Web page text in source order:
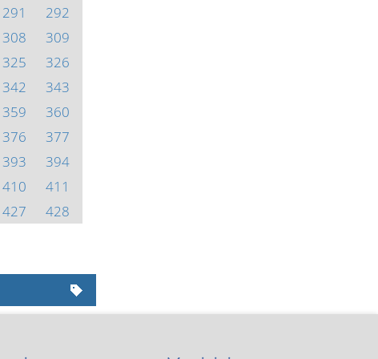
291
292
308
309
325
326
342
343
359
360
376
377
393
394
410
411
427
428